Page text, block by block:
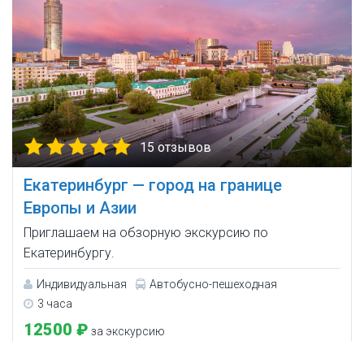
15 отзывов
Екатеринбург — город на границе
Европы и Азии
Приглашаем на обзорную экскурсию по
Екатеринбургу.
Индивидуальная
Автобусно-пешеходная
3 часа
12500 ₽ за экскурсию